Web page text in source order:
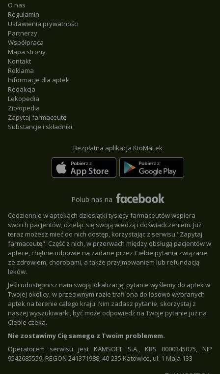
O nas
Regulamin
Ustawienia prywatności
Partnerzy
Współpraca
Mapa strony
Kontakt
Reklama
Informacje dla aptek
Redakcja
Lekopedia
Ziołopedia
Zapytaj farmaceutę
Substancje i składniki
Bezpłatna aplikacja KtoMaLek
Polub nas na
Codziennie w aptekach dziesiątki tysięcy farmaceutów wspiera
swoich pacjentów, dzieląc się swoją wiedzą i doświadczeniem. Już
teraz możesz mieć do nich dostęp, korzystając z serwisu "Zapytaj
farmaceutę". Część z nich, w przerwach między obsługą pacjentów w
aptece, chętnie odpowie na zadane przez Ciebie pytania związane
ze zdrowiem, chorobami, a także przyjmowaniem lub refundacją
leków.
Jeśli udostępnisz nam swoją lokalizację, pytanie wyślemy do aptek w
Twojej okolicy, w przeciwnym razie trafi ona do losowo wybranych
aptek na terenie całego kraju. Nim zadasz pytanie, skorzystaj z
naszej wyszukiwarki, być może odpowiedź na Twoje pytanie już na
Ciebie czeka.
Nie zostawimy Cię samego z Twoim problemem.
Operatorem serwisu jest KAMSOFT S.A., KRS 0000345075, NIP
9542685559, REGON 241371988, 40-235 Katowice, ul. 1 Maja 133